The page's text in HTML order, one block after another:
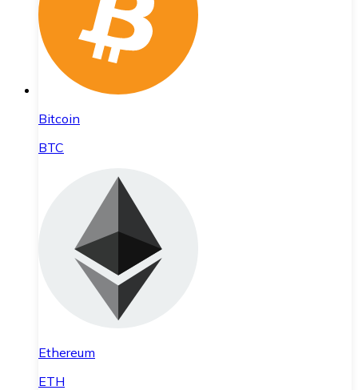
Bitcoin
BTC
Ethereum
ETH